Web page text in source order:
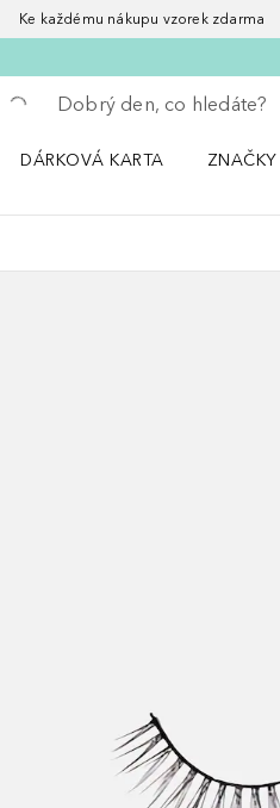
Ke každému nákupu vzorek
Vraťte se
Proveďte vyhledávání
DÁRKOVÁ KARTA
ZNAČKY